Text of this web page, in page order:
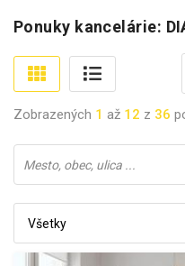
Ponuky kancelárie:
Zobrazených 1 až 12 z 36
Všetky